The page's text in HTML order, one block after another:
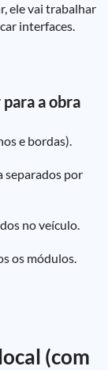
ele vai trabalhar
interfaces.
a obra
e bordas).
separados por
no veículo.
os módulos.
(com